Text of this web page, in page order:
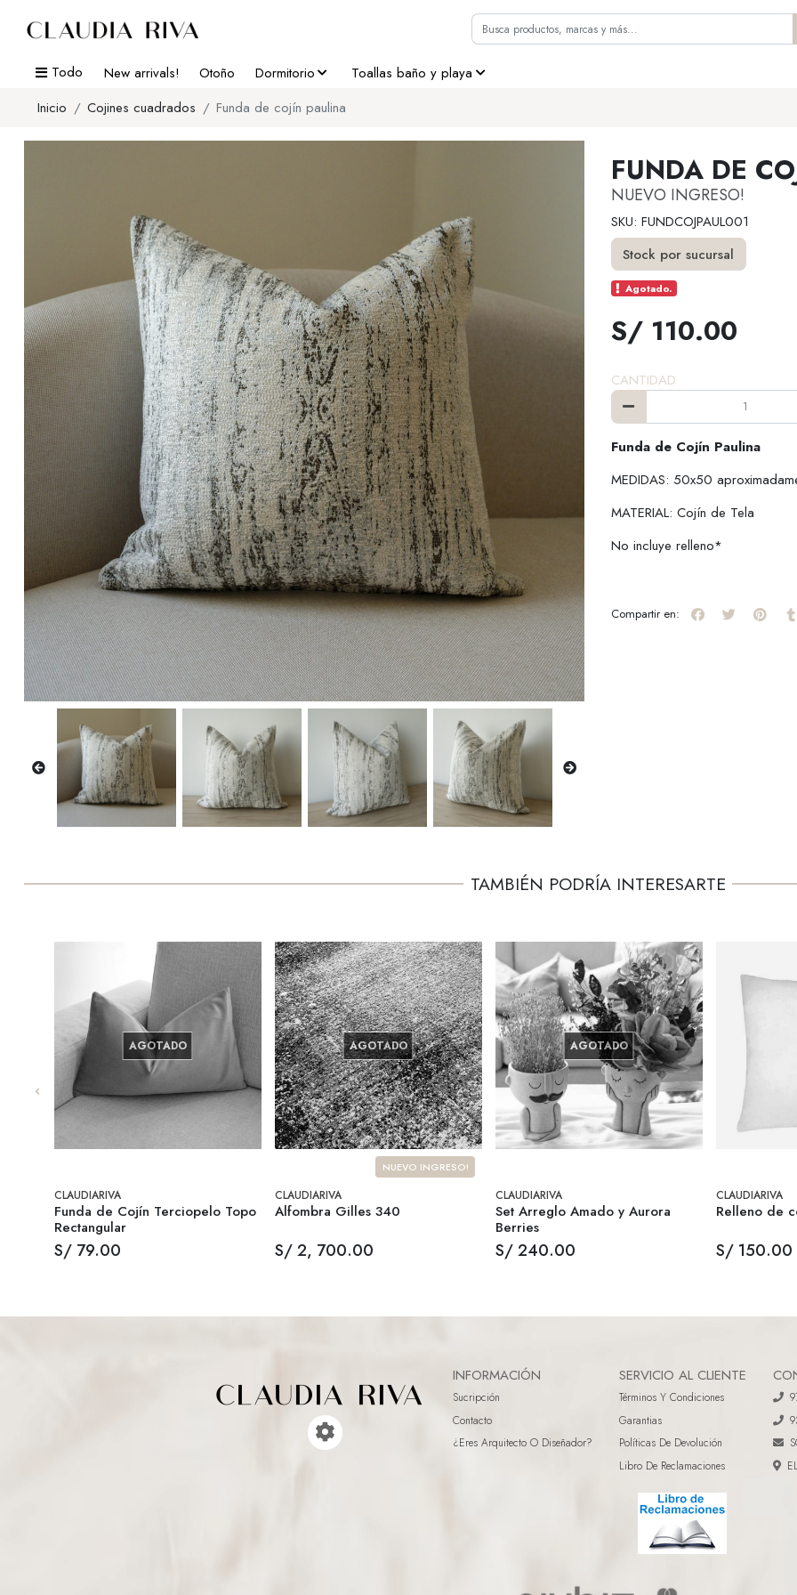
Todo New arrivals! Otoño Dormitorio
Toallas baño y playa
Inicio
Cojines cuadrados Funda de cojín paulina
FUNDA DE
NUEVO INGRESO!
SKU: FUNDCOJPAUL001
Stock por sucursal
Agotado.
S/ 110.00
CANTIDAD
Funda de Cojín Paulina
MEDIDAS: 50x50
MATERIAL: Cojín de Tela
No incluye relleno*
Compartir en:
TAMBIÉN PODRÍA INTERESARTE
AGOTADO
CLAUDIARIVA
Funda de Cojín Terciopelo Topo
Rectangular
S/ 79.00
AGOTADO
NUEVO INGRESO!
CLAUDIARIVA
Alfombra Gilles 340
S/ 2, 700.00
AGOTADO
CLAUDIARIVA
Set Arreglo Amado y Aurora
Berries
S/ 240.00
CLAUDIARIVA
Relleno de
S/ 150.00
INFORMACIÓN
Sucripción
Contacto
¿eres Arquitecto O Diseñador?
SERVICIO AL CLIENTE
Términos Y Condiciones
Garantias
Políticas De Devolución
Libro De Reclamaciones